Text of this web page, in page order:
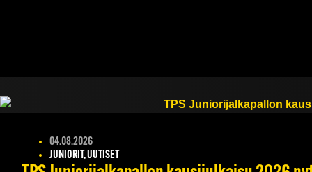
04.08.2026
JUNIORIT, UUTISET